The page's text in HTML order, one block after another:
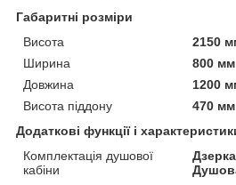
Габаритні розміри
Висота
2150
Ширина
800 мм
Довжина
1200
Висота піддону
470 мм
Додаткові функції і
Комплектація душової
кабіни